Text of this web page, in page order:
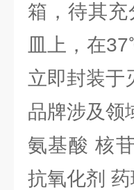
箱，待其
皿上，在
立即封装于
品牌涉及领
氨基酸 核
抗氧化剂